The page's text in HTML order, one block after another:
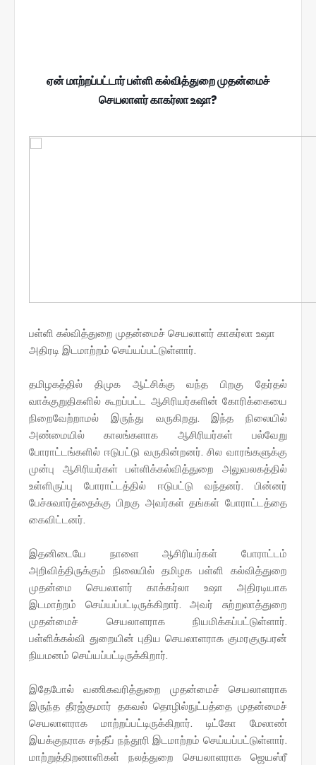
ஏன் மாற்றப்பட்டார் பள்ளி கல்வித்துறை முதன்மைச்
செயலாளர் காகர்லா உஷா?
பள்ளி கல்வித்துறை முதன்மைச் செயலாளர் காகர்லா உஷா
அதிரடி இடமாற்றம் செய்யப்பட்டுள்ளார்.
தமிழகத்தில் திமுக ஆட்சிக்கு வந்த பிறகு தேர்தல்
வாக்குறுதிகளில் கூறப்பட்ட ஆசிரியர்களின் கோரிக்கையை
நிறைவேற்றாமல் இருந்து வருகிறது. இந்த நிலையில்
அண்மையில் காலங்களாக ஆசிரியர்கள் பல்வேறு
போராட்டங்களில் ஈடுபட்டு வருகின்றனர். சில வாரங்களுக்கு
முன்பு ஆசிரியர்கள் பள்ளிக்கல்வித்துறை அலுவலகத்தில்
உள்ளிருப்பு போராட்டத்தில் ஈடுபட்டு வந்தனர். பின்னர்
பேச்சுவார்த்தைக்கு பிறகு அவர்கள் தங்கள் போராட்டத்தை
கைவிட்டனர்.
இதனிடையே நாளை ஆசிரியர்கள் போராட்டம்
அறிவித்திருக்கும் நிலையில் தமிழக பள்ளி கல்வித்துறை
முதன்மை செயலாளர் காக்கர்லா உஷா அதிரடியாக
இடமாற்றம் செய்யப்பட்டிருக்கிறார். அவர் சுற்றுலாத்துறை
முதன்மைச் செயலாளராக நியமிக்கப்பட்டுள்ளார்.
பள்ளிக்கல்வி துறையின் புதிய செயலாளராக குமரகுருபரன்
நியமனம் செய்யப்பட்டிருக்கிறார்.
இதேபோல் வணிகவரித்துறை முதன்மைச் செயலாளராக
இருந்த தீரஜ்குமார் தகவல் தொழில்நுட்பத்தை முதன்மைச்
செயலாளராக மாற்றப்பட்டிருக்கிறார். டிட்கோ மேலாண்
இயக்குநராக சந்தீப் நந்தூரி இடமாற்றம் செய்யப்பட்டுள்ளார்.
மாற்றுத்திறனாளிகள் நலத்துறை செயலாளராக ஜெயஸ்ரீ